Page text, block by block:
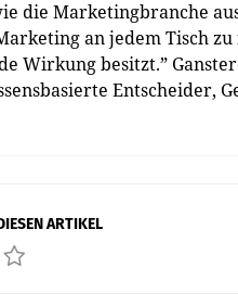
die Marketingbranche
an jedem Tisch
Wirkung besitzt.”
Entscheider,
ARTIKEL